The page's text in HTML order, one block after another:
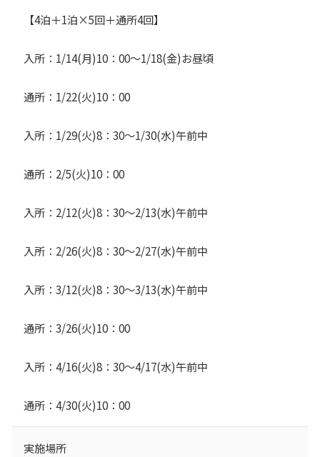
【4泊＋1泊×5回＋通所4回】
入所：1/14(月)10：00～1/18(金)お昼頃
通所：1/22(火)10：00
入所：1/29(火)8：30～1/30(水)午前中
通所：2/5(火)10：00
入所：2/12(火)8：30～2/13(水)午前中
入所：2/26(火)8：30～2/27(水)午前中
入所：3/12(火)8：30～3/13(水)午前中
通所：3/26(火)10：00
入所：4/16(火)8：30～4/17(水)午前中
通所：4/30(火)10：00
実施場所